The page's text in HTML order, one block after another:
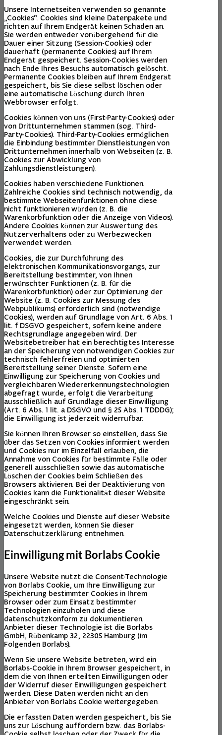
Unsere Internetseiten verwenden so genannte
„Cookies“. Cookies sind kleine Datenpakete und
richten auf Ihrem Endgerät keinen Schaden an.
Sie werden entweder vorübergehend für die
Dauer einer Sitzung (Session-Cookies) oder
dauerhaft (permanente Cookies) auf Ihrem
Endgerät gespeichert. Session-Cookies werden
nach Ende Ihres Besuchs automatisch gelöscht.
Permanente Cookies bleiben auf Ihrem Endgerät
gespeichert, bis Sie diese selbst löschen oder
eine automatische Löschung durch Ihren
Webbrowser erfolgt.
Cookies können von uns (First-Party-Cookies) oder
von Drittunternehmen stammen (sog. Third-
Party-Cookies). Third-Party-Cookies ermöglichen
die Einbindung bestimmter Dienstleistungen von
Drittunternehmen innerhalb von Webseiten (z. B.
Cookies zur Abwicklung von
Zahlungsdienstleistungen).
Cookies haben verschiedene Funktionen.
Zahlreiche Cookies sind technisch notwendig, da
bestimmte Webseitenfunktionen ohne diese
nicht funktionieren würden (z. B. die
Warenkorbfunktion oder die Anzeige von Videos).
Andere Cookies können zur Auswertung des
Nutzerverhaltens oder zu Werbezwecken
verwendet werden.
Cookies, die zur Durchführung des
elektronischen Kommunikationsvorgangs, zur
Bereitstellung bestimmter, von Ihnen
erwünschter Funktionen (z. B. für die
Warenkorbfunktion) oder zur Optimierung der
Website (z. B. Cookies zur Messung des
Webpublikums) erforderlich sind (notwendige
Cookies), werden auf Grundlage von Art. 6 Abs. 1
lit. f DSGVO gespeichert, sofern keine andere
Rechtsgrundlage angegeben wird. Der
Websitebetreiber hat ein berechtigtes Interesse
an der Speicherung von notwendigen Cookies zur
technisch fehlerfreien und optimierten
Bereitstellung seiner Dienste. Sofern eine
Einwilligung zur Speicherung von Cookies und
vergleichbaren Wiedererkennungstechnologien
abgefragt wurde, erfolgt die Verarbeitung
ausschließlich auf Grundlage dieser Einwilligung
(Art. 6 Abs. 1 lit. a DSGVO und § 25 Abs. 1 TDDDG);
die Einwilligung ist jederzeit widerrufbar.
Sie können Ihren Browser so einstellen, dass Sie
über das Setzen von Cookies informiert werden
und Cookies nur im Einzelfall erlauben, die
Annahme von Cookies für bestimmte Fälle oder
generell ausschließen sowie das automatische
Löschen der Cookies beim Schließen des
Browsers aktivieren. Bei der Deaktivierung von
Cookies kann die Funktionalität dieser Website
eingeschränkt sein.
Welche Cookies und Dienste auf dieser Website
eingesetzt werden, können Sie dieser
Datenschutzerklärung entnehmen.
Einwilligung mit Borlabs Cookie
Unsere Website nutzt die Consent-Technologie
von Borlabs Cookie, um Ihre Einwilligung zur
Speicherung bestimmter Cookies in Ihrem
Browser oder zum Einsatz bestimmter
Technologien einzuholen und diese
datenschutzkonform zu dokumentieren.
Anbieter dieser Technologie ist die Borlabs
GmbH, Rübenkamp 32, 22305 Hamburg (im
Folgenden Borlabs).
Wenn Sie unsere Website betreten, wird ein
Borlabs-Cookie in Ihrem Browser gespeichert, in
dem die von Ihnen erteilten Einwilligungen oder
der Widerruf dieser Einwilligungen gespeichert
werden. Diese Daten werden nicht an den
Anbieter von Borlabs Cookie weitergegeben.
Die erfassten Daten werden gespeichert, bis Sie
uns zur Löschung auffordern bzw. das Borlabs-